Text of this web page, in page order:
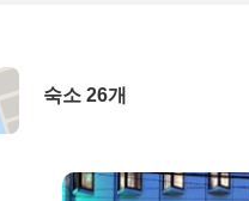
숙소 26개